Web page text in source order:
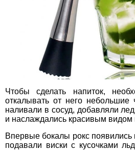
Чтобы сделать напиток,
откалывать от него небольшие
наливали в сосуд, добавляли
и наслаждались красивым видом
Впервые бокалы рокс
подавали виски с кусочками